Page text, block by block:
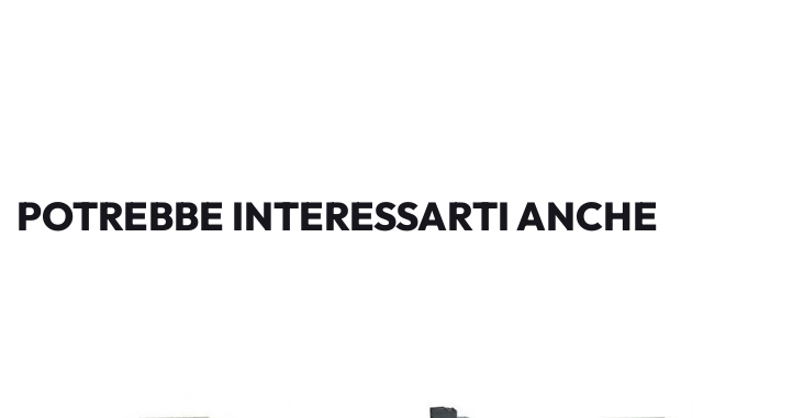
POTREBBE INTERESSARTI ANCHE